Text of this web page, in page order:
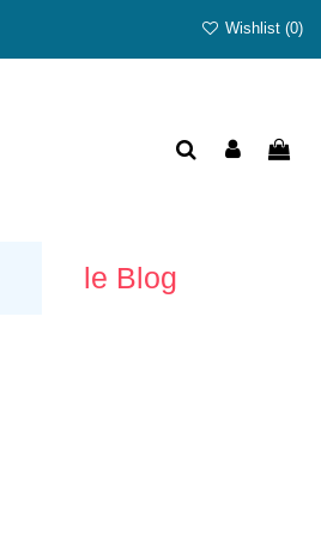
Wishlist (0)
le Blog